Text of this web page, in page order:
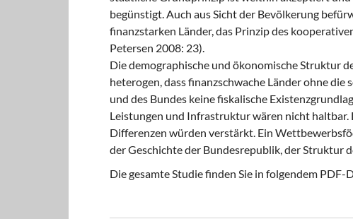
begünstigt. Auch aus Sicht der Bevölkerung
finanzstarken Länder, das Prinzip des
Petersen 2008: 23).
Die demographische und ökonomische Struktur
heterogen, dass finanzschwache Länder ohne
und des Bundes keine fiskalische
Leistungen und Infrastruktur wären nicht
Differenzen würden verstärkt. Ein
der Geschichte der Bundesrepublik, der Struktur
Die gesamte Studie finden Sie in folgendem PDF-